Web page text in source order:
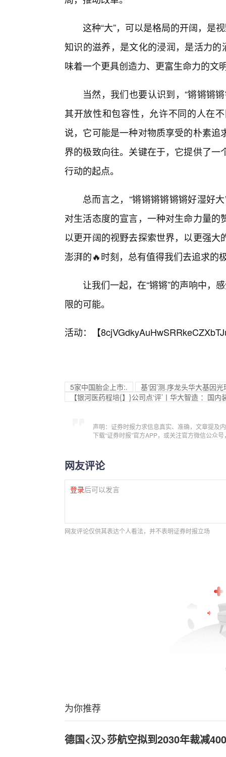
这种“大”，可以是格局的开阔，是
知识的滋养，是文化的浸润，是活力
味着一个更具创造力、更富生命力的文
当然，我们也要认识到，“锵锵锵
其开放性和包容性，允许不同的人在
说，它可能是一种对物质享受的朴素
界的极致向往。关键在于，它提供了
行动的起点。
总而言之，“锵锵锵锵锵锵好湿好
对生活态度的宣言，一种对生命力量
以更开阔的视野去探索世界，以更强
澎湃的🔥时刻，总有值得我们去追求的
让我们一起，在“锵锵”的声响中，
限的可能。
活动：【
5家中国胎企上市:.
基‘因’测.序龙头华大基因
【银河医药程培{】}公司点‘评’丨华大智造 ：国
声明：证券时报力求信息真实、准确，文章提及
下载“证券时报”官方APP，或关注官方微信公众
网友评论
登录后可以发言
网友评论仅供其表达个人看法，并不表明证券时报立场
为你推荐
德国<汉>莎航空拟到2030年裁减